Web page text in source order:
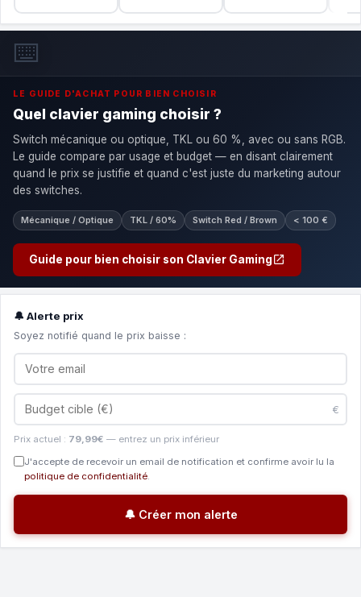
⌨️
LE GUIDE D'ACHAT POUR BIEN CHOISIR
Quel clavier gaming choisir ?
Switch mécanique ou optique, TKL ou 60 %, avec ou sans RGB.
Le guide compare par usage et budget — en disant clairement
quand le prix se justifie et quand c'est juste du marketing autour
des switches.
Mécanique / Optique TKL / 60% Switch Red / Brown < 100 €
Guide pour bien choisir son Clavier Gaming
🔔 Alerte prix
Soyez notifié quand le prix baisse :
€
Prix actuel : 79,99€ — entrez un prix inférieur
J'accepte de recevoir un email de notification et confirme avoir lu la
politique de confidentialité
🔔 Créer mon alerte